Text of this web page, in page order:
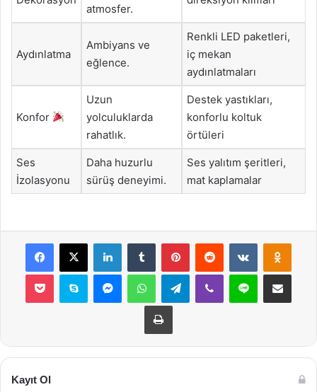
atmosfer.
Aydınlatma
Ambiyans ve
eğlence.
Renkli LED paketleri,
iç mekan
aydınlatmaları
Konfor
Uzun
yolculuklarda
rahatlık.
Destek yastıkları,
konforlu koltuk
örtüleri
Ses
İzolasyonu
Daha huzurlu
sürüş deneyimi.
Ses yalıtım şeritleri,
mat kaplamalar
Facebook
X LinkedInTumblr PinterestReddit VKontakte
Pocket Skype MessengerWhatsAppTelegramViber Line E-Posta ile
Yazdır
Kayıt Ol